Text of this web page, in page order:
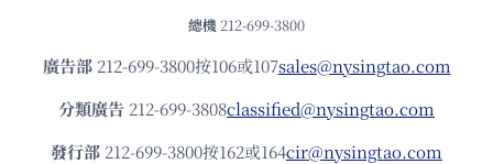
總機 212-699-3800
廣告部212-699-3800按106或107sales@nysingtao.com
分類廣告 212-699-3808classified@nysingtao.com
發⾏部 212-699-3800按162或164cir@nysingtao.com